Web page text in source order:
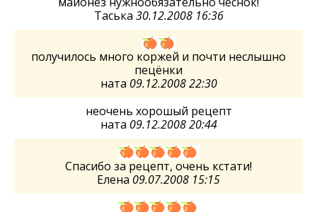
Таська 30.12.2008 16:36
получилось много коржей и почти неслышно
пецёнки
ната 09.12.2008 22:30
неочень хорошый рецепт
ната 09.12.2008 20:44
Спасибо за рецепт, очень кстати!
Елена 09.07.2008 15:15